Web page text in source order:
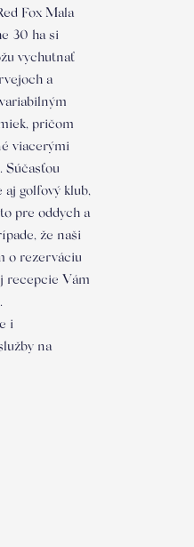
Fox Mala
30 ha si
vychutnať
a
pričom
viacerými
Súčasťou
aj golfový klub,
pre oddych a
že naši
o rezerváciu
recepcie Vám
i
na